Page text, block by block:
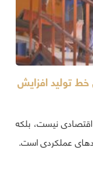
خط تولید افزایش
نیست، بلکه
عملکردی است.